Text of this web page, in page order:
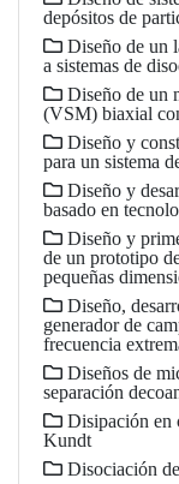
depósitos de
Diseño de un
a sistemas de
Diseño de un
(VSM) biaxial
Diseño y
para un sistema
Diseño y
basado en
Diseño y
de un prototipo
pequeñas
Diseño,
generador de
frecuencia
Diseños de
separación
Disipación en
Kundt
Disociación